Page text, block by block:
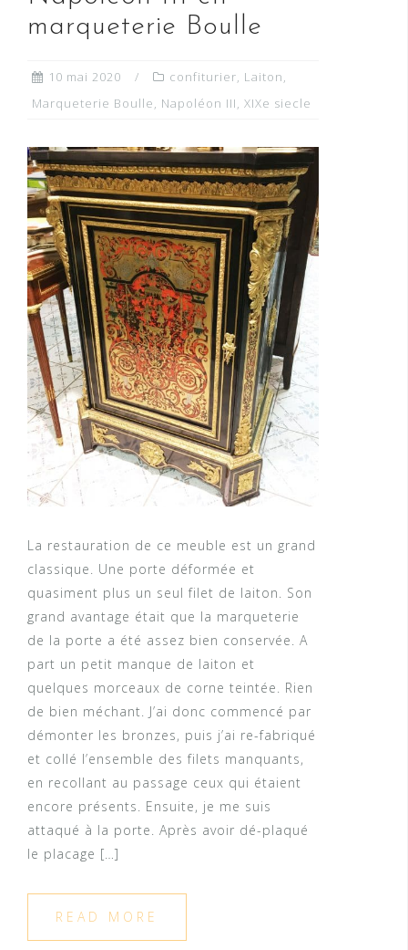
marqueterie Boulle
10 mai 2020 confiturier Laiton
Marqueterie Boulle
Napoléon III XIXe siecle
La restauration de ce meuble est un grand
classique. Une porte déformée et
quasiment plus un seul filet de laiton. Son
grand avantage était que la marqueterie
de la porte a été assez bien conservée. A
part un petit manque de laiton et
quelques morceaux de corne teintée. Rien
de bien méchant. J’ai donc commencé par
démonter les bronzes, puis j’ai re-fabriqué
et collé l’ensemble des filets manquants,
en recollant au passage ceux qui étaient
encore présents. Ensuite, je me suis
attaqué à la porte. Après avoir dé-plaqué
le placage […]
READ MORE